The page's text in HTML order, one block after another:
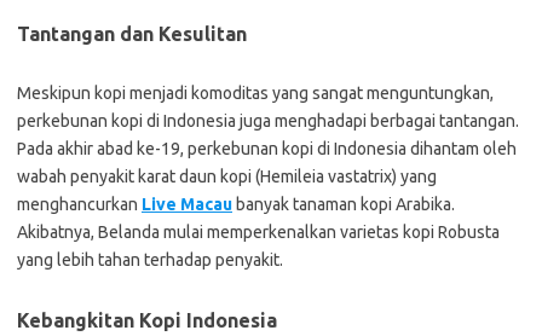
Tantangan dan Kesulitan
Meskipun kopi menjadi komoditas yang sangat menguntungkan,
perkebunan kopi di Indonesia juga menghadapi berbagai tantangan.
Pada akhir abad ke-19, perkebunan kopi di Indonesia dihantam oleh
wabah penyakit karat daun kopi (Hemileia vastatrix) yang
menghancurkan Live Macau banyak tanaman kopi Arabika.
Akibatnya, Belanda mulai memperkenalkan varietas kopi Robusta
yang lebih tahan terhadap penyakit.
Kebangkitan Kopi Indonesia